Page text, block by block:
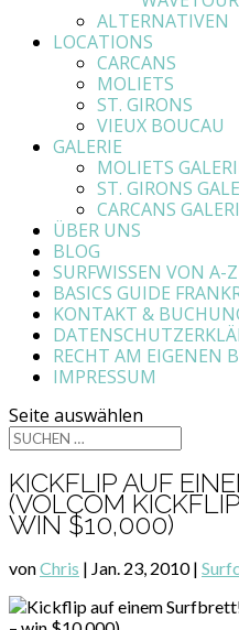
ALTERNATIVEN
LOCATIONS
CARCANS
MOLIETS
ST. GIRONS
VIEUX BOUCAU
GALERIE
MOLIETS
ST. GIRONS
CARCANS
ÜBER UNS
BLOG
SURFWISSEN VON A-Z
BASICS GUIDE
KONTAKT &
RECHT AM EIGENEN
IMPRESSUM
Seite auswählen
KICKFLIP AUF
(VOLCOM
WIN $10,000)
vonChris | Jan. 23, 2010|